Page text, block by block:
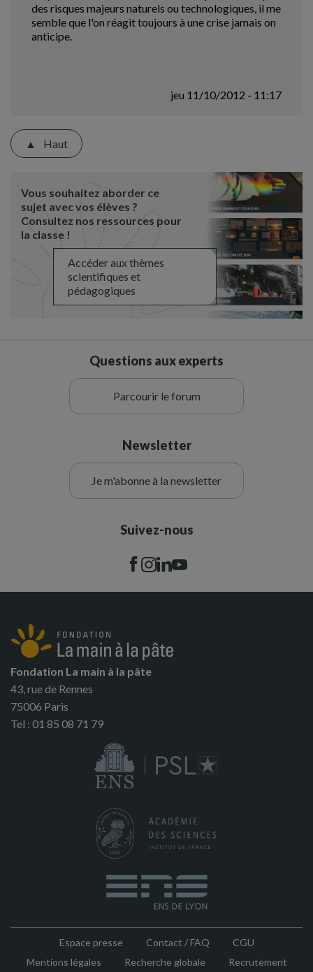
des risques majeurs naturels ou technologiques, il me
semble que l'on réagit toujours à une crise jamais on
anticipe.
jeu 11/10/2012 - 11:17
Haut
Vous souhaitez aborder ce
sujet avec vos élèves ?
Consultez nos ressources pour
la classe !
Accéder aux thèmes
scientifiques et
pédagogiques
Questions aux experts
Parcourir le forum
Newsletter
Je m'abonne à la newsletter
Suivez-nous
Fondation La main à la pâte
43, rue de Rennes
75006 Paris
Tel : 01 85 08 71 79
Pied
Espace presse Contact / FAQ
CGU
Mentions légales
Recherche globale Recrutement